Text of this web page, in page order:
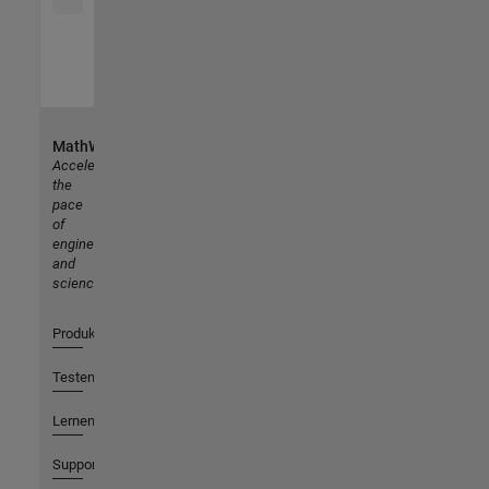
MathWorks
Accelerating
the
pace
of
engineering
and
science
Produkte
Testen oder Kaufen
Lernen
Support